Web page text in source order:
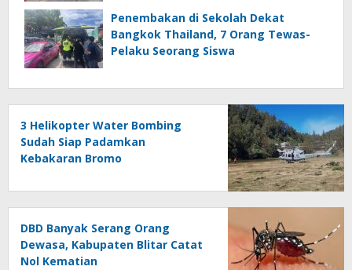
Penembakan di Sekolah Dekat
Bangkok Thailand, 7 Orang Tewas-
Pelaku Seorang Siswa
3 Helikopter Water Bombing
Sudah Siap Padamkan
Kebakaran Bromo
DBD Banyak Serang Orang
Dewasa, Kabupaten Blitar Catat
Nol Kematian